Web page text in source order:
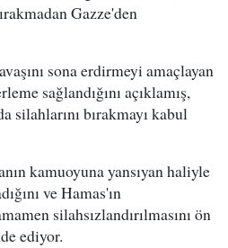
Gazze'den
sona erdirmeyi amaçlayan
sağlandığını açıklamış,
silahlarını bırakmayı kabul
kamuoyuna yansıyan haliyle
ve Hamas'ın
silahsızlandırılmasını ön
ediyor.